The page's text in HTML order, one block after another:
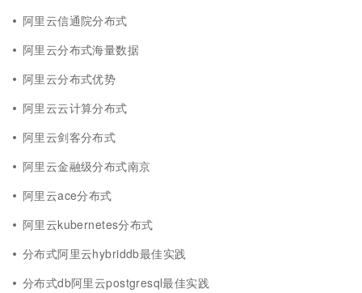
阿里云信通院分布式
阿里云分布式海量数据
阿里云分布式优势
阿里云云计算分布式
阿里云剑客分布式
阿里云金融级分布式南京
阿里云ace分布式
阿里云kubernetes分布式
分布式阿里云hybriddb最佳实践
分布式db阿里云postgresql最佳实践